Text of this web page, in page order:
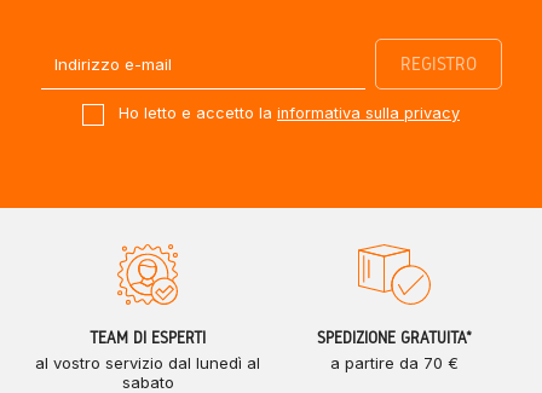
Ho letto e accetto la informativa sulla privacy
TEAM DI ESPERTI
al vostro servizio dal lunedì al
sabato
SPEDIZIONE GRATUITA*
a partire da 70 €